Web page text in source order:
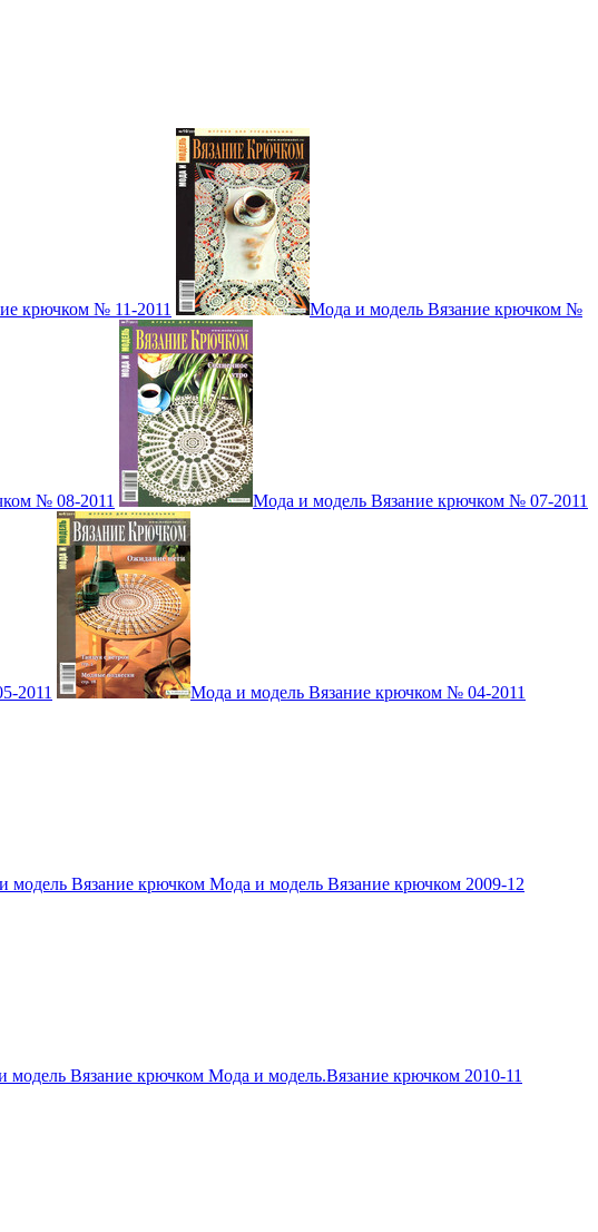
крючком № 11-2011 Мода и модель Вязание крючком №
№ 08-2011 Мода и модель Вязание крючком № 07-2011
2011 Мода и модель Вязание крючком № 04-2011
модель Вязание крючком Мода и модель Вязание крючком 2009-12
модель Вязание крючком Мода и модель.Вязание крючком 2010-11